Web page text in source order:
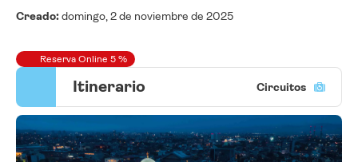
Creado:domingo, 2 de noviembre de 2025
Reserva Online 5 %
Itinerario Circuitos